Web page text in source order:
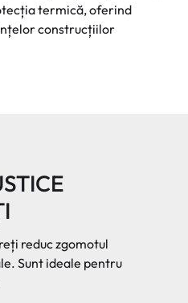
termică, oferind
construcțiilor
reduc zgomotul
Sunt ideale pentru